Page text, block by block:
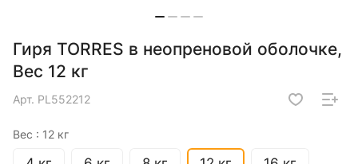
Гиря TORRES в неопреновой оболочке,
Вес 12 кг
Арт. PL552212
Вес : 12 кг